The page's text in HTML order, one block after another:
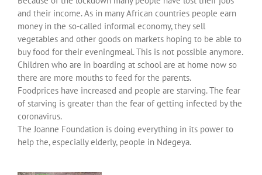
and their income. As in many African countries people earn
money in the so-called informal economy, they sell
vegetables and other goods on markets hoping to be able to
buy food for their eveningmeal. This is not possible anymore.
Children who are in boarding at school are at home now so
there are more mouths to feed for the parents.
Foodprices have increased and people are starving. The fear
of starving is greater than the fear of getting infected by the
coronavirus.
The Joanne Foundation is doing everything in its power to
help the, especially elderly, people in Ndegeya.